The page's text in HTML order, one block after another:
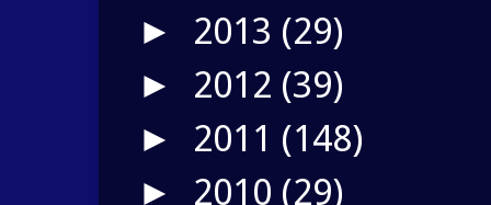
► 2013 (29)
► 2012 (39)
► 2011 (148)
► 2010 (29)